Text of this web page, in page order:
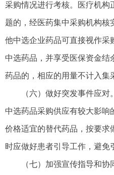
采购情况进行考核。医疗机构
题的，经医药集中采购机构
他中选企业药品可直接视作采
中选药品，并享受医保资金
药品的，相应的用量不计入集
（六）做好突发事件应
中选药品采购供应有较大影
价格适宜的替代药品，按要求
时应做好患者引导工作，避免
（七）加强宣传指导和